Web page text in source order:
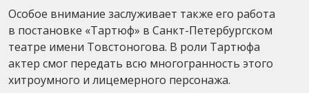
Особое внимание заслуживает также его работа
в постановке «Тартюф» в Санкт-Петербургском
театре имени Товстоногова. В роли Тартюфа
актер смог передать всю многогранность этого
хитроумного и лицемерного персонажа.